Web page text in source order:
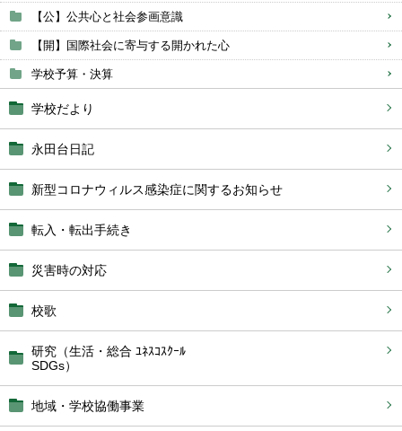
【公】公共心と社会参画意識
【開】国際社会に寄与する開かれた心
学校予算・決算
学校だより
永田台日記
新型コロナウィルス感染症に関するお知らせ
転入・転出手続き
災害時の対応
校歌
研究（生活・総合 ﾕﾈｽｺｽｸｰﾙ
SDGs）
地域・学校協働事業